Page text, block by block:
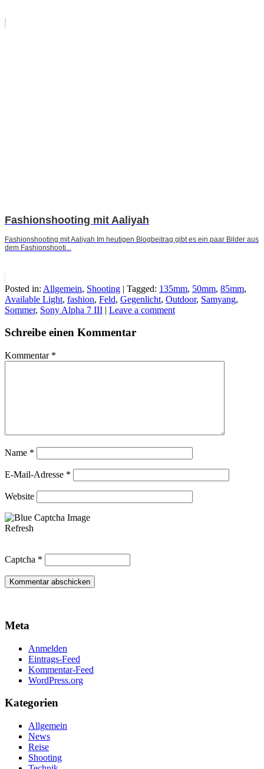
Fashionshooting mit Aaliyah
Fashionshooting mit Aaliyah Im heutigen Blogbeitrag gibt es ein paar Bilder aus
dem Fashionshooti...
Posted in: Allgemein, Shooting | Tagged: 135mm, 50mm, 85mm,
Available Light, fashion, Feld, Gegenlicht, Outdoor, Samyang,
Sommer, Sony Alpha 7 III | Leave a comment
Schreibe einen Kommentar
Kommentar *
Name *
E-Mail-Adresse *
Website
Refresh
Captcha *
Meta
Anmelden
Eintrags-Feed
Kommentar-Feed
WordPress.org
Kategorien
Allgemein
News
Reise
Shooting